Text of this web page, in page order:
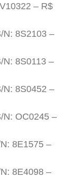
– R$
N: 8S2103 –
N: 8S0113 –
N: 8S0452 –
N: OC0245 –
8E1575 –
8E4098 –